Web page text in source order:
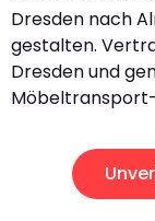
Dresden nach
gestalten.
Dresden und